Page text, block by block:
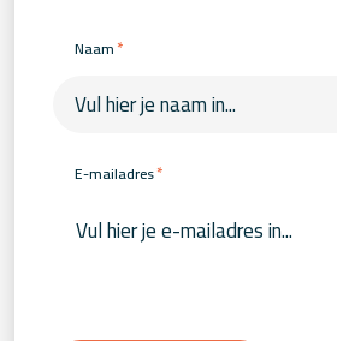
Naam*
E-mailadres*